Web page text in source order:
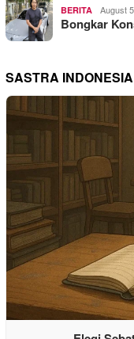
BERITA August
Bongkar
SASTRA INDONESIA